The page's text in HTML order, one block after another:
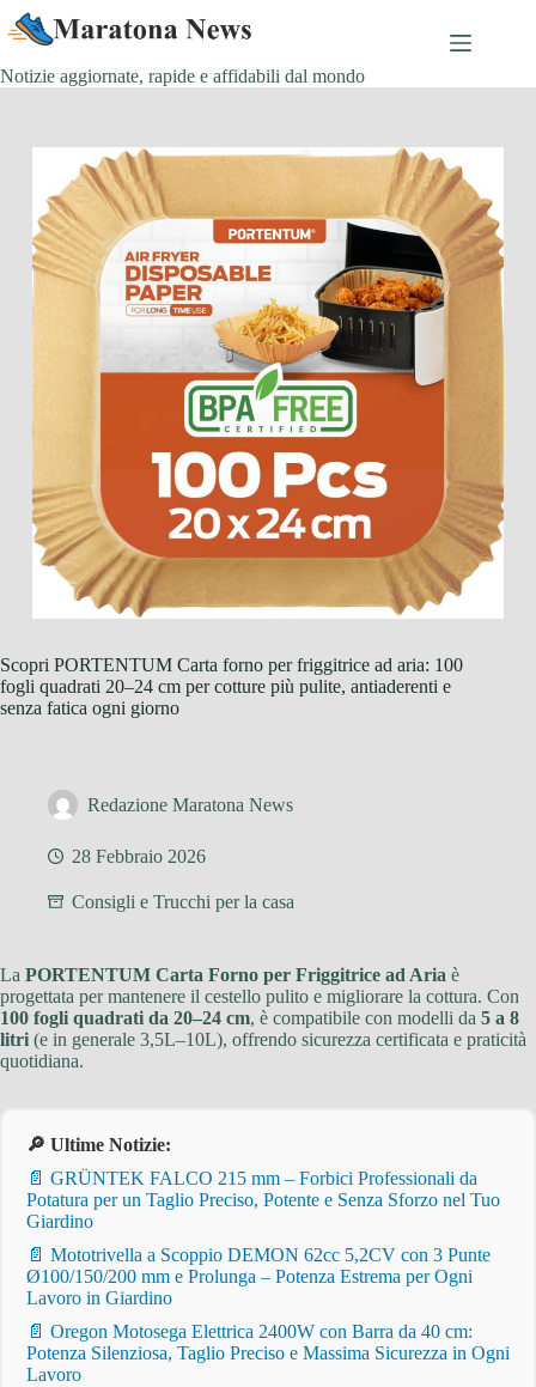
Salta
al
contenuto
Notizie aggiornate, rapide e affidabili dal mondo
Scopri PORTENTUM Carta forno per friggitrice ad aria: 100
fogli quadrati 20–24 cm per cotture più pulite, antiaderenti e
senza fatica ogni giorno
Redazione Maratona News
28 Febbraio 2026
Consigli e Trucchi per la casa
La PORTENTUM Carta Forno per Friggitrice ad Aria è
progettata per mantenere il cestello pulito e migliorare la cottura. Con
100 fogli quadrati da 20–24 cm, è compatibile con modelli da 5 a 8
litri (e in generale 3,5L–10L), offrendo sicurezza certificata e praticità
quotidiana.
🔎 Ultime Notizie:
📄 GRÜNTEK FALCO 215 mm – Forbici Professionali da
Potatura per un Taglio Preciso, Potente e Senza Sforzo nel Tuo
Giardino
📄 Mototrivella a Scoppio DEMON 62cc 5,2CV con 3 Punte
Ø100/150/200 mm e Prolunga – Potenza Estrema per Ogni
Lavoro in Giardino
📄 Oregon Motosega Elettrica 2400W con Barra da 40 cm:
Potenza Silenziosa, Taglio Preciso e Massima Sicurezza in Ogni
Lavoro